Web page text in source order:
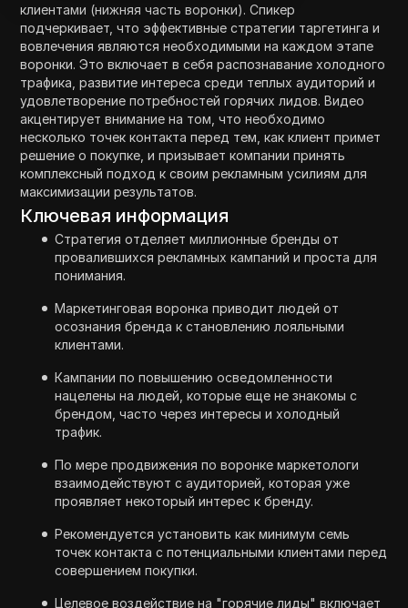
клиентами (нижняя часть воронки). Спикер
подчеркивает, что эффективные стратегии таргетинга и
вовлечения являются необходимыми на каждом этапе
воронки. Это включает в себя распознавание холодного
трафика, развитие интереса среди теплых аудиторий и
удовлетворение потребностей горячих лидов. Видео
акцентирует внимание на том, что необходимо
несколько точек контакта перед тем, как клиент примет
решение о покупке, и призывает компании принять
комплексный подход к своим рекламным усилиям для
максимизации результатов.
Ключевая информация
Стратегия отделяет миллионные бренды от
провалившихся рекламных кампаний и проста для
понимания.
Маркетинговая воронка приводит людей от
осознания бренда к становлению лояльными
клиентами.
Кампании по повышению осведомленности
нацелены на людей, которые еще не знакомы с
брендом, часто через интересы и холодный
трафик.
По мере продвижения по воронке маркетологи
взаимодействуют с аудиторией, которая уже
проявляет некоторый интерес к бренду.
Рекомендуется установить как минимум семь
точек контакта с потенциальными клиентами перед
совершением покупки.
Целевое воздействие на "горячие лиды" включает